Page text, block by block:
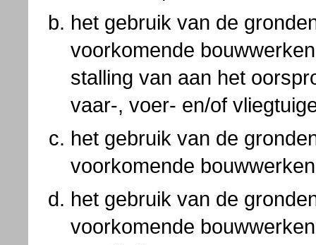
het gebruik van de
voorkomende
stalling van aan het
vaar-, voer- en/of
het gebruik van de
voorkomende
het gebruik van de
voorkomende